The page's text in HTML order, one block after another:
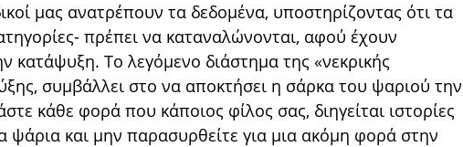
μας ανατρέπουν τα δεδομένα, υποστηρίζοντας ότι τα
πρέπει να καταναλώνονται, αφού έχουν
κατάψυξη. Το λεγόμενο διάστημα της «νεκρικής
συμβάλλει στο να αποκτήσει η σάρκα του ψαριού την
κάθε φορά που κάποιος φίλος σας, διηγείται ιστορίες
ψάρια και μην παρασυρθείτε για μια ακόμη φορά στην